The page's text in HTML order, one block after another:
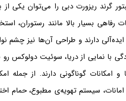
گرند ریزورت دبی را می‌توان یکی از
رفاهی بسیار بالا مانند رستوران،
ایده‌آلی دارند و طراحی آن‌ها نیز
با نمایی از دریا، سوئیت دولوکس
و امکانات گوناگونی دارند. از جمله
سیستم تهویه‌ی مطبوع، حمام